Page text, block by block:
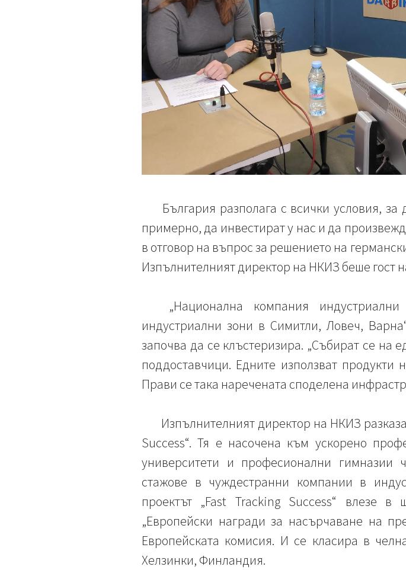
България разполага с всички условия,
примерно, да инвестират у нас и да
в отговор на въпрос за решението на
Изпълнителният директор на НКИЗ беше гост
„Национална компания
индустриални зони в Симитли, Ловеч,
започва да се клъстеризира. „Събират се на
поддоставчици. Едните използват
Прави се така наречената споделена
Изпълнителният директор на НКИЗ
Success“. Тя е насочена към ускорено
университети и професионални гимназии
стажове в чуждестранни компании в
проектът „Fast Tracking Success“ влезе
„Европейски награди за насърчаване на
Европейската комисия. И се класира в
Хелзинки, Финландия.